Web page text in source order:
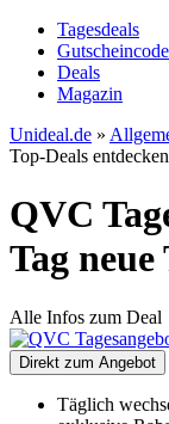
Tagesdeals
Deals
Magazin
Unideal.de »
Top-Deals entdecken
QVC
Tag neue
Alle Infos zum Deal
Direkt zum Angebot
Täglich